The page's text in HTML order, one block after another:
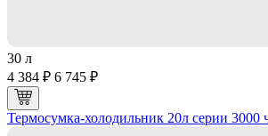
30 л
4 384 ₽ 6 745 ₽
Термосумка-холодильник 20л серии 3000